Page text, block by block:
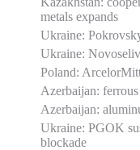
metals expands
Ukraine:
Ukraine:
Poland:
Azerbaijan:
Azerbaijan:
Ukraine: PGOK
blockade